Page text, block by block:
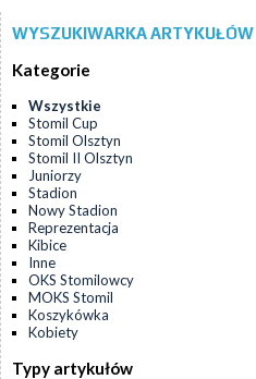
WYSZUKIWARKA ARTYKUŁÓW
Kategorie
Wszystkie
Stomil Cup
Stomil Olsztyn
Stomil II Olsztyn
Juniorzy
Stadion
Nowy Stadion
Reprezentacja
Kibice
Inne
OKS Stomilowcy
MOKS Stomil
Koszykówka
Kobiety
Typy artykułów